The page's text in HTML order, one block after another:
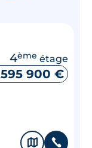
4ème étage
595 900 €
🗞 📞